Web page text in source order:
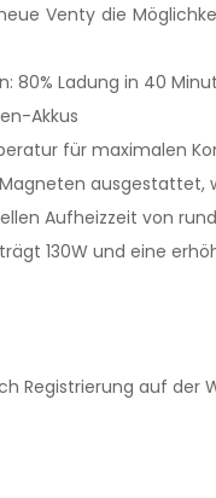
Venty die
80% Ladung in 40
Akkus
für maximalen
Aufheizzeit von
130W und eine
Registrierung auf der